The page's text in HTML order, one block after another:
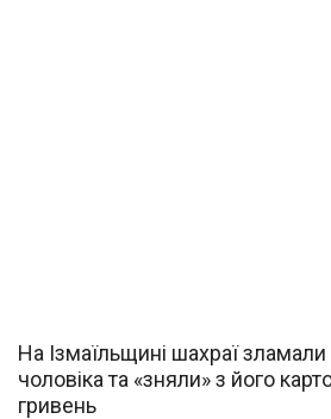
На Ізмаїльщині шахраї
чоловіка та «зняли» з його
гривень